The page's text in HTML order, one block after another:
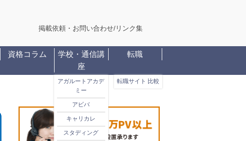
掲載依頼・お問い合わせ/リンク集
資格コラム
学校・通信講
座
アガルートアカデ
ミー
アビバ
キャリカレ
スタディング
転職
転職サイト 比較